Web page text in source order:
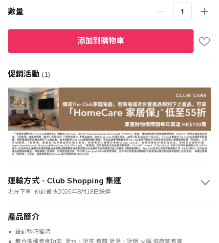
數量
添加到購物車
促銷活動 (1)
運輸方式 - Club Shopping 集運
現在下單, 預計最快2026年8月18日送達
產品簡介
設計輕巧獨特